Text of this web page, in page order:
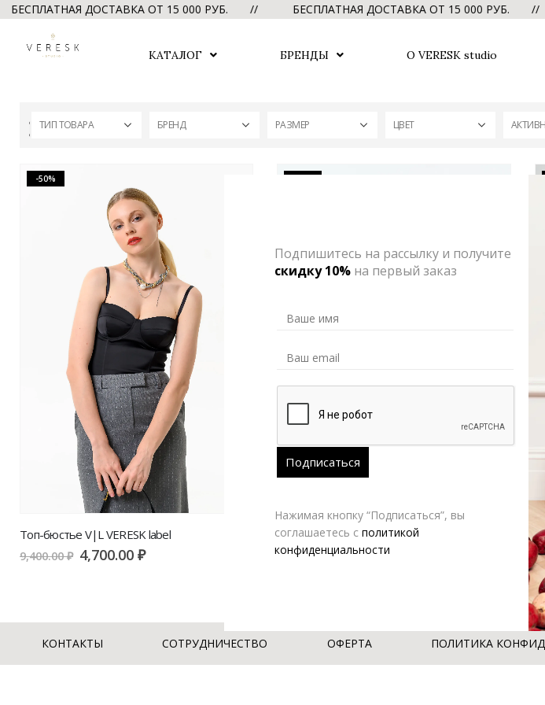
ДОСТАВКА ОТ 15 000 РУБ. // БЕСПЛАТНАЯ ДОСТАВКА ОТ 15 000 РУБ.
КАТАЛОГ БРЕНДЫ О VERESK studio
ТИП ТОВАРА БРЕНД РАЗМЕР ЦВЕТ
-50%
Топ-бюстье V|L VERESK label
9,400.00₽ 4,700.00₽
Топ VERESK Label
4,500.00₽ 2,250.00
КОНТАКТЫ СОТРУДНИЧЕСТВО ОФЕРТА ПОЛИТИКА
Подпишитесь на рассылку и получите
скидку 10%на первый заказ
Нажимая кнопку “Подписаться”, вы
соглашаетесь с политикой
конфиденциальности